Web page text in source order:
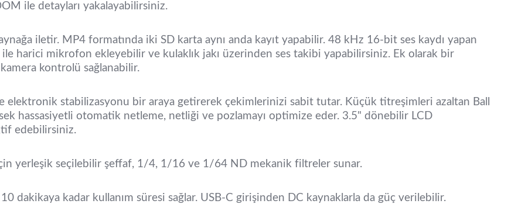
ile detayları yakalayabilirsiniz.
iletir. MP4 formatında iki SD karta aynı anda kayıt yapabilir. 48 kHz 16-bit ses kaydı yapan
harici mikrofon ekleyebilir ve kulaklık jakı üzerinden ses takibi yapabilirsiniz. Ek olarak bir
kontrolü sağlanabilir.
stabilizasyonu bir araya getirerek çekimlerinizi sabit tutar. Küçük titreşimleri azaltan Ball
hassasiyetli otomatik netleme, netliği ve pozlamayı optimize eder. 3.5" dönebilir LCD
edebilirsiniz.
için yerleşik seçilebilir şeffaf, 1/4, 1/16 ve 1/64 ND mekanik filtreler sunar.
dakikaya kadar kullanım süresi sağlar. USB-C girişinden DC kaynaklarla da güç verilebilir.